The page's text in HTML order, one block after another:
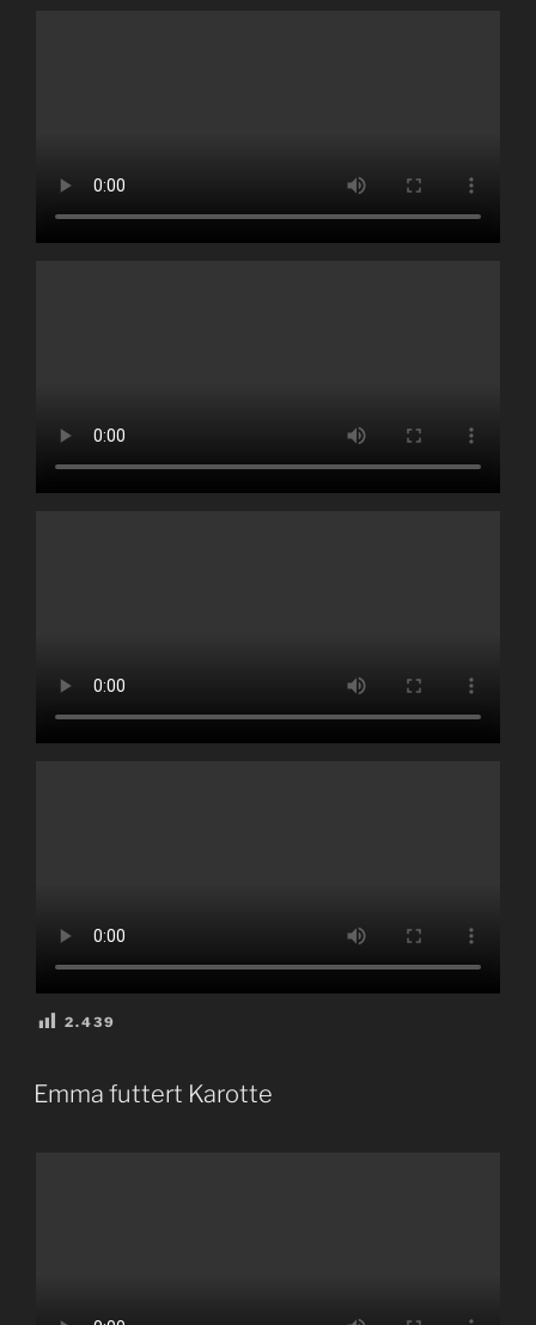
2.439
VERÖFFENTLICHT
AM
Emma futtert Karotte